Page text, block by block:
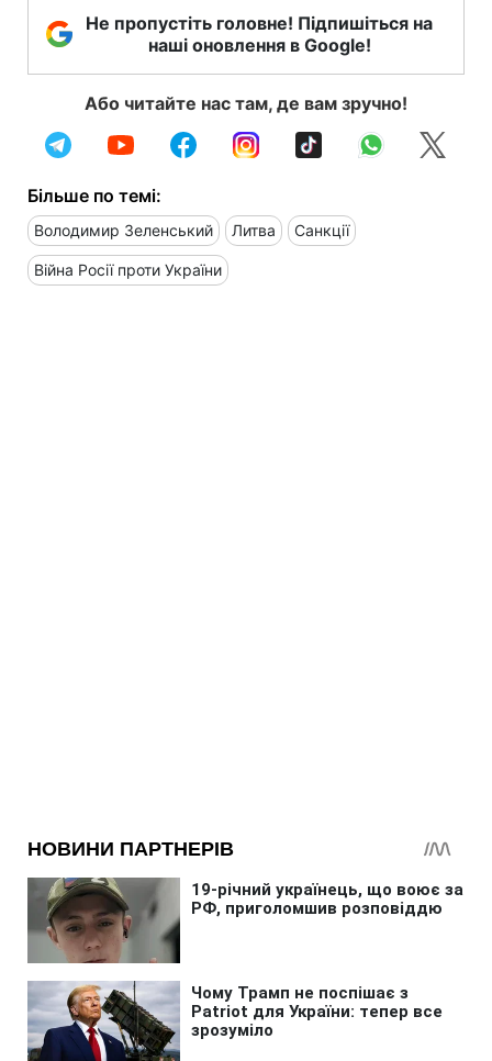
Не пропустіть головне! Підпишіться на
наші оновлення в Google!
Або читайте нас там, де вам зручно!
Більше по темі:
Володимир Зеленський Литва Санкції
Війна Росії проти України